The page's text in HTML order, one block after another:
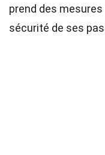
prend des
sécurité de ses